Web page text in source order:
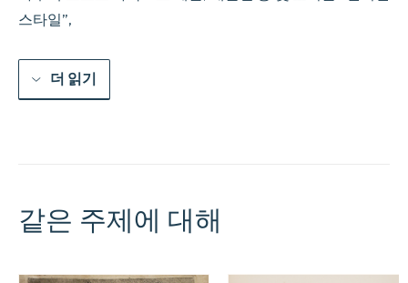
스타일”,
더 읽기
같은 주제에 대해